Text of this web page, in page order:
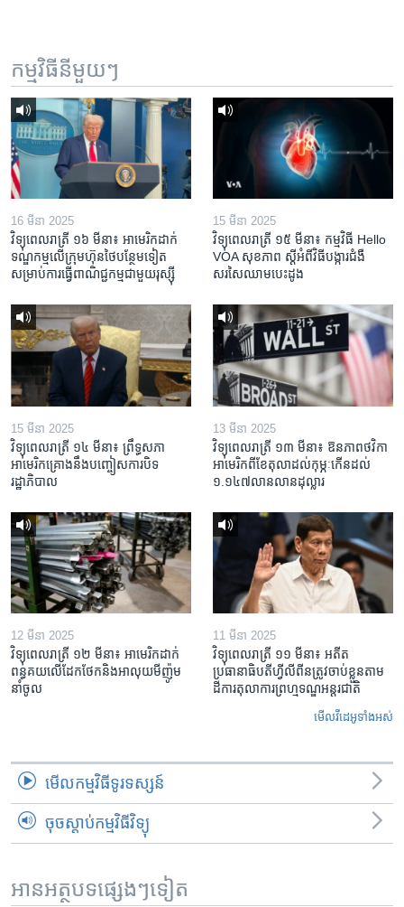
កម្មវិធី​នីមួយៗ
16 មីនា 2025
វិទ្យុពេលរាត្រី ១៦ មីនា៖ អាមេរិក​ដាក់​
ទណ្ឌកម្ម​លើ​ក្រុមហ៊ុន​ថៃ​បន្ថែម​ទៀត​
សម្រាប់​ការ​ធ្វើ​ពាណិជ្ជកម្ម​ជាមួយ​រុស្ស៊ី
15 មីនា 2025
វិទ្យុពេលរាត្រី ១៥ មីនា៖ កម្មវិធី ​Hello
VOA សុខភាព ស្ដី​អំពី​វិធី​បង្ការ​ជំងឺ​
សរសៃ​ឈាម​បេះដូង
15 មីនា 2025
វិទ្យុពេលរាត្រី ១៤ មីនា៖ ព្រឹទ្ធសភា
អាមេរិកគ្រោងនឹងបញ្ចៀសការបិទ
រដ្ឋាភិបាល
13 មីនា 2025
វិទ្យុពេលរាត្រី ១៣ មីនា៖ ឱនភាព​ថវិកា​
អាមេរិក​ពី​ខែ​តុលា​ដល់​កុម្ភៈ​កើន​ដល់​
១.១៤៧​លានលាន​ដុល្លារ
12 មីនា 2025
វិទ្យុពេលរាត្រី ១២ មីនា៖ អាមេរិក​ដាក់​
ពន្ធគយ​លើ​ដែកថែក​និង​អាលុយ​មីញ៉ូម​
នាំចូល
11 មីនា 2025
វិទ្យុពេលរាត្រី ១១ មីនា៖ អតីត​
ប្រធានាធិបតីហ្វីលីពីន​ត្រូវ​ចាប់ខ្លួនតាម
ដីការ​តុលាការ​ព្រហ្មទណ្ឌ​អន្តរជាតិ
មើល​វីដេអូ​ទាំង​អស់
មើល​កម្មវិធី​ទូរទស្សន៍
ចុចស្តាប់កម្មវិធីវិទ្យុ
អានអត្ថបទផ្សេងៗទៀត